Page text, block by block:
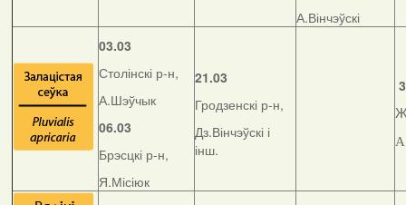
А.Вінчэўскі
03.03
Столінскі р-н,
А.Шэўчык
06.03
Брэсцкі р-н,
Я.Місіюк
21.03
Гродзенскі р-н,
Дз.Вінчэўскі і
інш.